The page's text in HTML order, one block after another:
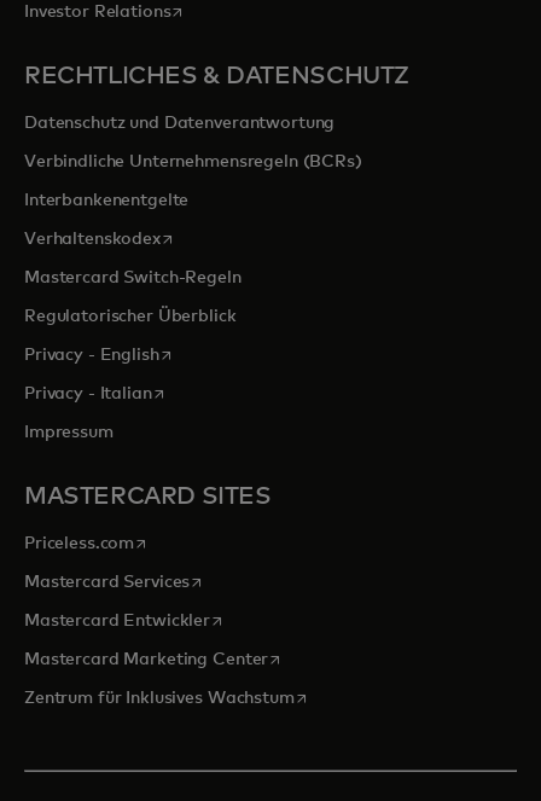
Investor Relationswird in einer neuen Registerkarte geöffnet
RECHTLICHES & DATENSCHUTZ
Datenschutz und Datenverantwortung
Verbindliche Unternehmensregeln (BCRs)
Interbankenentgelte
Verhaltenskodexwird in einer neuen Registerkarte geöffnet
Mastercard Switch-Regeln
Regulatorischer Überblick
Privacy - Englishwird in einer neuen Registerkarte geöffnet
Privacy - Italianwird in einer neuen Registerkarte geöffnet
Impressum
MASTERCARD SITES
Priceless.com wird in einer neuen Registerkarte geöffnet
Mastercard Serviceswird in einer neuen Registerkarte geöffnet
Mastercard Entwicklerwird in einer neuen Registerkarte
Mastercard Marketing Centerwird in einer neuen
Zentrum für Inklusives Wachstumwird in einer neuen